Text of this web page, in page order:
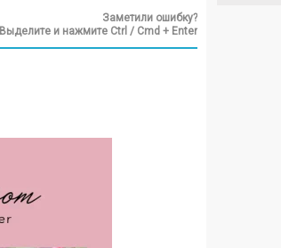
Заметили ошибку?
Выделите и нажмите Ctrl / Cmd + Enter